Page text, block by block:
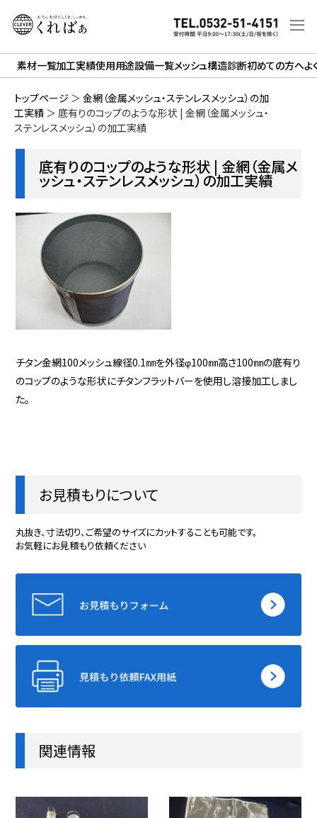
素材一覧加工実績使用用途設備一覧メッシュ構造診断初めての方へよ
トップページ ＞ 金網（金属メッシュ・ステンレスメッシュ）の加
工実績 ＞ 底有りのコップのような形状 | 金網（金属メッシュ・
ステンレスメッシュ）の加工実績
底有りのコップのような形状 | 金網（金属メ
ッシュ・ステンレスメッシュ）の加工実績
チタン金網100メッシュ線径0.1㎜を外径φ100㎜高さ100㎜の底有り
のコップのような形状にチタンフラットバーを使用し溶接加工しまし
た。
お見積もりについて
丸抜き、寸法切り、ご希望のサイズにカットすることも可能です。
お気軽にお見積もり依頼ください
関連情報